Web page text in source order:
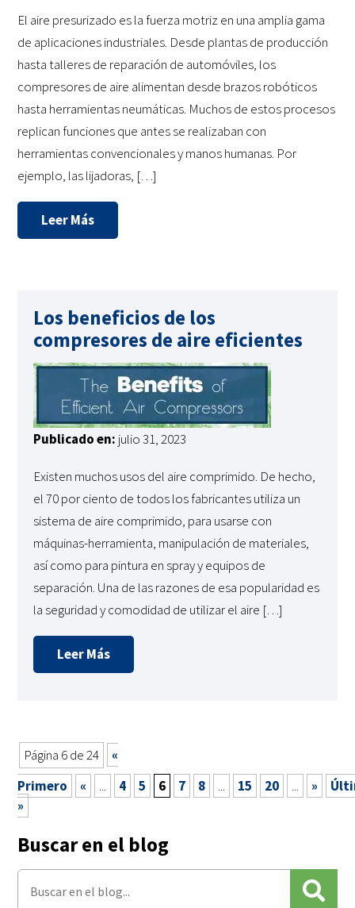
El aire presurizado es la fuerza motriz en una amplia gama
de aplicaciones industriales. Desde plantas de producción
hasta talleres de reparación de automóviles, los
compresores de aire alimentan desde brazos robóticos
hasta herramientas neumáticas. Muchos de estos procesos
replican funciones que antes se realizaban con
herramientas convencionales y manos humanas. Por
ejemplo, las lijadoras, […]
Leer Más
Los beneficios de los
compresores de aire eficientes
Publicado en: julio 31, 2023
Existen muchos usos del aire comprimido. De hecho,
el 70 por ciento de todos los fabricantes utiliza un
sistema de aire comprimido, para usarse con
máquinas-herramienta, manipulación de materiales,
así como para pintura en spray y equipos de
separación. Una de las razones de esa popularidad es
la seguridad y comodidad de utilizar el aire […]
Leer Más
Página 6 de 24
«
Primero
« ... 4 5 6 7 8 ... 15 20 ... »
»
Buscar en el blog